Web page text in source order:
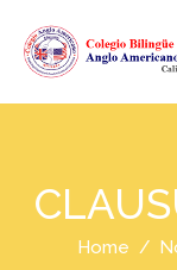
Home